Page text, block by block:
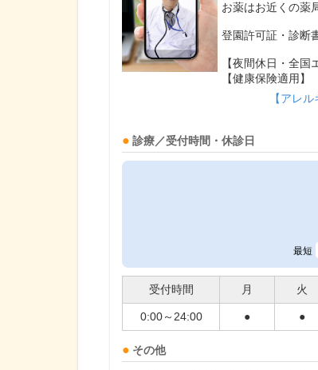
お薬はお近くの薬
登園許可証・診断
【夜間休日・全国
【健康保険適用】
【アレ
診療／受付時間・休診日
最短
受付時間 月 火
0:00～24:00 ● ●
その他